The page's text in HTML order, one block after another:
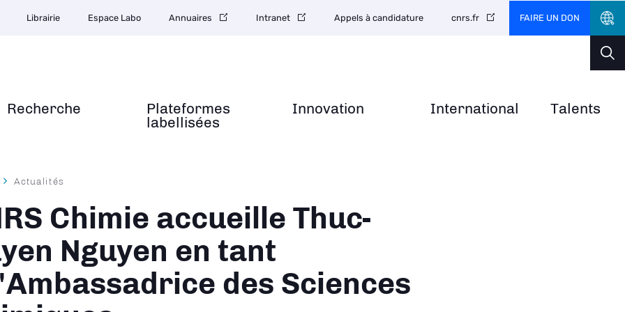
Recherche
Plateformes
labellisées
Innovation International Talents
Librairie Espace Labo Annuaires Intranet Appels à candidature cnrs.fr FAIRE UN DON
Actualités
Chimie accueille Thuc-
Nguyen en tant
des Sciences